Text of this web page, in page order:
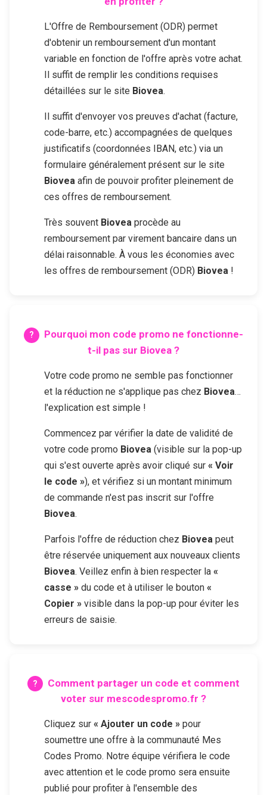
L'Offre de Remboursement (ODR) permet
d'obtenir un remboursement d'un montant
variable en fonction de l'offre après votre achat.
Il suffit de remplir les conditions requises
détaillées sur le site Biovea.
Il suffit d'envoyer vos preuves d'achat (facture,
code-barre, etc.) accompagnées de quelques
justificatifs (coordonnées IBAN, etc.) via un
formulaire généralement présent sur le site
Biovea afin de pouvoir profiter pleinement de
ces offres de remboursement.
Très souvent Biovea procède au
remboursement par virement bancaire dans un
délai raisonnable. À vous les économies avec
les offres de remboursement (ODR) Biovea !
Pourquoi mon code promo ne fonctionne-
t-il pas sur Biovea ?
Votre code promo ne semble pas fonctionner
et la réduction ne s'applique pas chez Biovea…
l'explication est simple !
Commencez par vérifier la date de validité de
votre code promo Biovea (visible sur la pop-up
qui s'est ouverte après avoir cliqué sur « Voir
le code »), et vérifiez si un montant minimum
de commande n'est pas inscrit sur l'offre
Biovea.
Parfois l'offre de réduction chez Biovea peut
être réservée uniquement aux nouveaux clients
Biovea. Veillez enfin à bien respecter la «
casse » du code et à utiliser le bouton «
Copier » visible dans la pop-up pour éviter les
erreurs de saisie.
Comment partager un code et comment
voter sur mescodespromo.fr ?
Cliquez sur « Ajouter un code » pour
soumettre une offre à la communauté Mes
Codes Promo. Notre équipe vérifiera le code
avec attention et le code promo sera ensuite
publié pour profiter à l'ensemble des